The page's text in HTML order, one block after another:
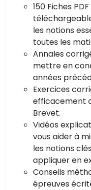
150 Fiches
les notions
toutes les
Annales
mettre en
années
Exercices
efficacement
Brevet.
Vidéos
vous aider à
les notions
appliquer en
Conseils
épreuves